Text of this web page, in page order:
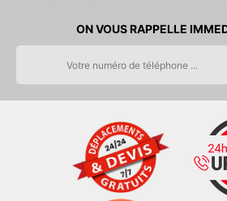
ON VOUS RAPPELLE